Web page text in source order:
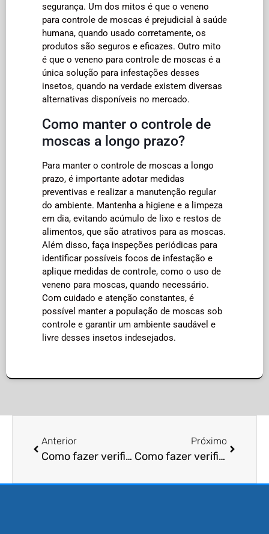
segurança. Um dos mitos é que o veneno
para controle de moscas é prejudicial à saúde
humana, quando usado corretamente, os
produtos são seguros e eficazes. Outro mito
é que o veneno para controle de moscas é a
única solução para infestações desses
insetos, quando na verdade existem diversas
alternativas disponíveis no mercado.
Como manter o controle de
moscas a longo prazo?
Para manter o controle de moscas a longo
prazo, é importante adotar medidas
preventivas e realizar a manutenção regular
do ambiente. Mantenha a higiene e a limpeza
em dia, evitando acúmulo de lixo e restos de
alimentos, que são atrativos para as moscas.
Além disso, faça inspeções periódicas para
identificar possíveis focos de infestação e
aplique medidas de controle, como o uso de
veneno para moscas, quando necessário.
Com cuidado e atenção constantes, é
possível manter a população de moscas sob
controle e garantir um ambiente saudável e
livre desses insetos indesejados.
Anterior
Como fazer verificação de infestação de percevejos?
Próximo
Como fazer verificação de infestação de baratas?